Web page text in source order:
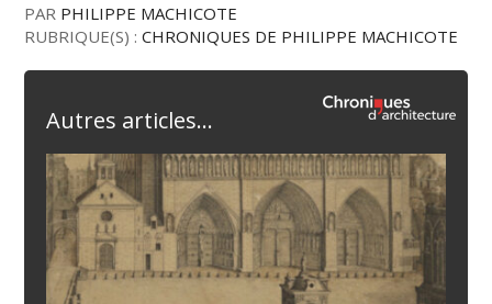
PAR PHILIPPE MACHICOTE
RUBRIQUE(S) :CHRONIQUES DE PHILIPPE MACHICOTE
Autres articles...